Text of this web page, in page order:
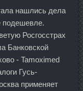
нашлись дела
подешевле.
Росгосстрах
Банковской
- Tamoximed
Гусь-
применяет